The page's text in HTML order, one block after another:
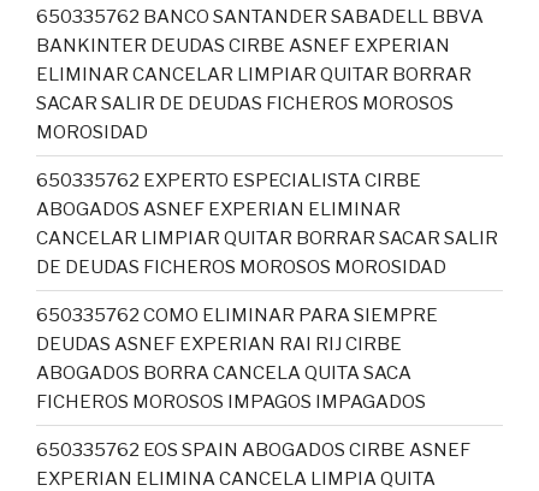
650335762 BANCO SANTANDER SABADELL BBVA
BANKINTER DEUDAS CIRBE ASNEF EXPERIAN
ELIMINAR CANCELAR LIMPIAR QUITAR BORRAR
SACAR SALIR DE DEUDAS FICHEROS MOROSOS
MOROSIDAD
650335762 EXPERTO ESPECIALISTA CIRBE
ABOGADOS ASNEF EXPERIAN ELIMINAR
CANCELAR LIMPIAR QUITAR BORRAR SACAR SALIR
DE DEUDAS FICHEROS MOROSOS MOROSIDAD
650335762 COMO ELIMINAR PARA SIEMPRE
DEUDAS ASNEF EXPERIAN RAI RIJ CIRBE
ABOGADOS BORRA CANCELA QUITA SACA
FICHEROS MOROSOS IMPAGOS IMPAGADOS
650335762 EOS SPAIN ABOGADOS CIRBE ASNEF
EXPERIAN ELIMINA CANCELA LIMPIA QUITA